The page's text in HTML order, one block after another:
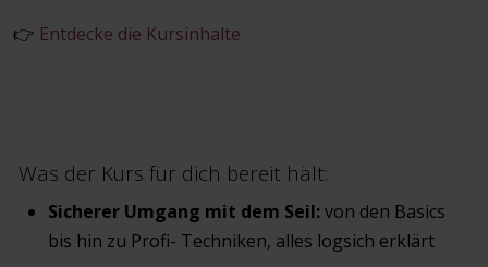
👉 Entdecke die Kursinhalte
Was der Kurs für dich bereit hält:
Sicherer Umgang mit dem Seil:von den Basics
bis hin zu Profi- Techniken, alles logsich erklärt